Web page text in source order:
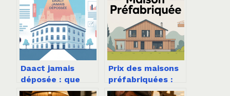
Daact jamais
déposée : que
faire et quels
Prix des maisons
préfabriquées :
guide complet